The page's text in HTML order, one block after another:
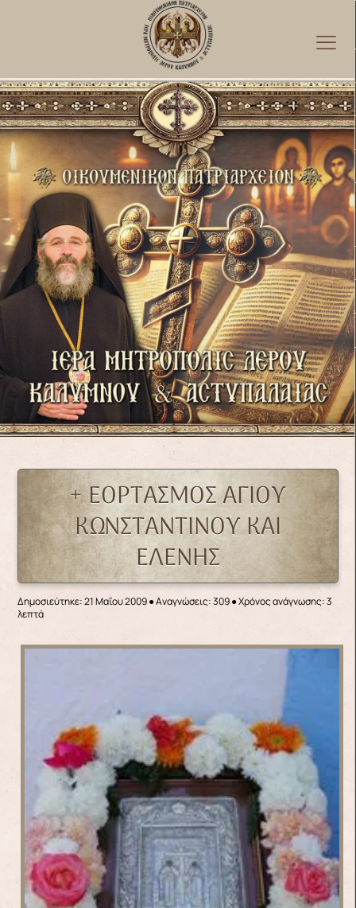
+ ΕΟΡΤΑΣΜΟΣ ΑΓΙΟΥ
ΚΩΝΣΤΑΝΤΙΝΟΥ ΚΑΙ
ΕΛΕΝΗΣ
Δημοσιεύτηκε: 21 Μαΐου 2009●Αναγνώσεις: 309● Χρόνος ανάγνωσης: 3
λεπτά